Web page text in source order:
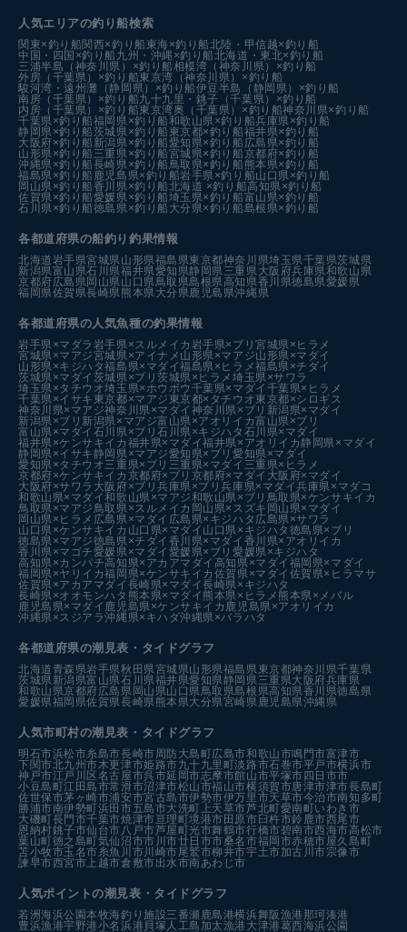
人気エリアの釣り船検索
関東×釣り船関西×釣り船 東海×釣り船北陸・甲信越×釣り船
中国・四国×釣り船 九州・沖縄×釣り船北海道・東北×釣り船
三浦半島（神奈川県）×釣り船相模湾（神奈川県）×釣り船
外房（千葉県）×釣り船東京湾（神奈川県）×釣り船
駿河湾・遠州灘（静岡県）×釣り船伊豆半島（静岡県）×釣り船
南房（千葉県）×釣り船九十九里・銚子（千葉県）×釣り船
内房（千葉県）×釣り船東京湾奥（千葉県）×釣り船神奈川県×釣り船
千葉県×釣り船福岡県×釣り船和歌山県×釣り船兵庫県×釣り船
静岡県×釣り船茨城県×釣り船 東京都×釣り船福井県×釣り船
大阪府×釣り船 新潟県×釣り船愛知県×釣り船 広島県×釣り船
山形県×釣り船 三重県×釣り船宮城県×釣り船京都府×釣り船
沖縄県×釣り船長崎県×釣り船鳥取県×釣り船 熊本県×釣り船
福島県×釣り船 鹿児島県×釣り船岩手県×釣り船山口県×釣り船
岡山県×釣り船香川県×釣り船北海道 ×釣り船高知県×釣り船
佐賀県×釣り船愛媛県×釣り船埼玉県×釣り船富山県×釣り船
石川県×釣り船徳島県×釣り船 大分県×釣り船島根県×釣り船
各都道府県の船釣り釣果情報
北海道岩手県宮城県山形県福島県東京都神奈川県埼玉県千葉県茨城県
新潟県富山県石川県福井県愛知県静岡県三重県大阪府兵庫県和歌山県
京都府広島県岡山県山口県鳥取県島根県高知県香川県徳島県愛媛県
福岡県佐賀県長崎県熊本県大分県鹿児島県沖縄県
各都道府県の人気魚種の釣果情報
岩手県×マダラ 岩手県×スルメイカ 岩手県×ブリ宮城県×ヒラメ
宮城県×マアジ宮城県×アイナメ 山形県×マアジ山形県×マダイ
山形県×キジハタ福島県×マダイ福島県×ヒラメ福島県×チダイ
茨城県×マダイ 茨城県×ブリ茨城県×ヒラメ埼玉県×サワラ
埼玉県×タチウオ埼玉県×ホウボウ 千葉県×マダイ 千葉県×ヒラメ
千葉県×イサキ 東京都×マアジ 東京都×タチウオ東京都×シロギス
神奈川県×マアジ神奈川県×マダイ 神奈川県×ブリ 新潟県×マダイ
新潟県×ブリ 新潟県×マアジ富山県×アオリイカ富山県×ブリ
富山県×マダイ 石川県×ブリ石川県×キジハタ 石川県×マダイ
福井県×ケンサキイカ 福井県×マダイ福井県×アオリイカ 静岡県×マダイ
静岡県×イサキ 静岡県×マアジ愛知県×ブリ愛知県×マダイ
愛知県×タチウオ三重県×ブリ 三重県×マダイ 三重県×ヒラメ
京都府×ケンサキイカ 京都府×ブリ 京都府×マダイ 大阪府×マダイ
大阪府×サワラ 大阪府×ブリ兵庫県×ブリ兵庫県×マダイ兵庫県×マダコ
和歌山県×マダイ和歌山県×マアジ和歌山県×ブリ 鳥取県×ケンサキイカ
鳥取県×マアジ鳥取県×スルメイカ 岡山県×スズキ 岡山県×マダイ
岡山県×ヒラメ 広島県×マダイ 広島県×キジハタ 広島県×サワラ
山口県×ケンサキイカ 山口県×マダイ 山口県×キジハタ 徳島県×ブリ
徳島県×マアジ徳島県×チダイ 香川県×マダイ 香川県×アオリイカ
香川県×マゴチ愛媛県×マダイ 愛媛県×ブリ愛媛県×キジハタ
高知県×カンパチ高知県×アカアマダイ 高知県×マダイ 福岡県×マダイ
福岡県×ヤリイカ福岡県×ケンサキイカ 佐賀県×マダイ 佐賀県×ヒラマサ
佐賀県×アカアマダイ 長崎県×マダイ長崎県×キジハタ
長崎県×オオモンハタ 熊本県×マダイ 熊本県×ヒラメ 熊本県×メバル
鹿児島県×マダイ 鹿児島県×ケンサキイカ 鹿児島県×アオリイカ
沖縄県×スジアラ沖縄県×キハダ沖縄県×バラハタ
各都道府県の潮見表 ・タイドグラフ
北海道青森県岩手県秋田県宮城県山形県福島県東京都神奈川県千葉県
茨城県新潟県富山県石川県福井県愛知県静岡県三重県大阪府兵庫県
和歌山県京都府広島県 岡山県山口県鳥取県島根県高知県香川県徳島県
愛媛県福岡県佐賀県長崎県熊本県大分県宮崎県鹿児島県沖縄県
人気市町村の潮見表・タイドグラフ
明石市浜松市糸島市長崎市周防大島町広島市和歌山市鳴門市富津市
下関市北九州市木更津市姫路市九十九里町淡路市石巻市平戸市横浜市
神戸市江戸川区 名古屋市呉市延岡市志摩市館山市平塚市 四日市市
小豆島町江田島市常滑市沼津市松山市福山市横須賀市唐津市津市長島町
佐世保市茅ヶ崎市浦安市宮古島市伊勢市伊万里市天草市今治市南知多町
勝浦市南伊勢町浜田市五島市大洗町 上天草市芦北町愛南町いわき市
大磯町長門市千葉市焼津市亘理町境港市 田原市 臼杵市鈴鹿市西尾市
恩納村銚子市仙台市八戸市芦屋町光市舞鶴市行橋市碧南市西海市高松市
葉山町徳之島町気仙沼市市川市廿日市市桑名市福岡市赤穂市屋久島町
苫小牧市玉名市糸魚川市川崎市尾鷲市柳井市宇土市加古川市宗像市
諫早市西宮市 上越市倉敷市出水市南あわじ市
人気ポイントの潮見表・タイドグラフ
若洲海浜公園本牧海釣り施設三番瀬 鹿島港横浜舞阪漁港 那珂湊港
豊浜漁港宇野港小名浜港 貝塚人工島 加太漁港 大津港葛西海浜公園